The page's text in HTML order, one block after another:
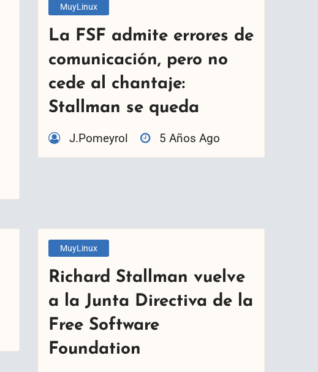
MuyLinux
La FSF admite errores de
comunicación, pero no
cede al chantaje:
Stallman se queda
J.Pomeyrol 5 Años Ago
MuyLinux
Richard Stallman vuelve
a la Junta Directiva de la
Free Software
Foundation